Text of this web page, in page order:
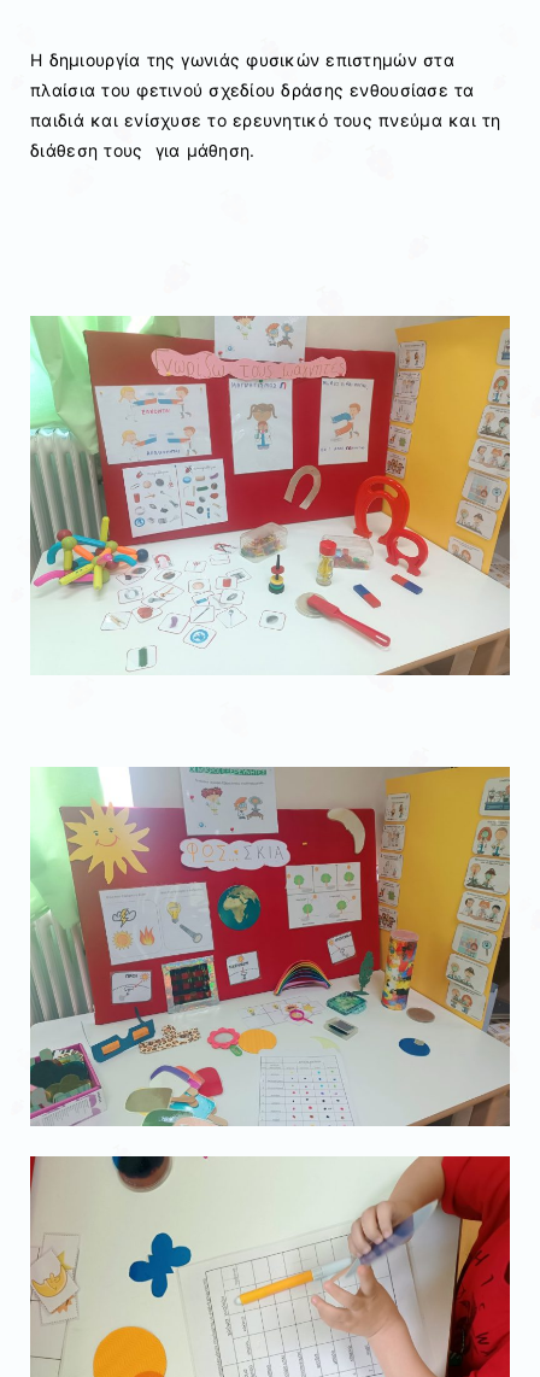
Η δημιουργία της γωνιάς φυσικών επιστημών στα
πλαίσια του φετινού σχεδίου δράσης ενθουσίασε τα
παιδιά και ενίσχυσε το ερευνητικό τους πνεύμα και τη
διάθεση τους για μάθηση.